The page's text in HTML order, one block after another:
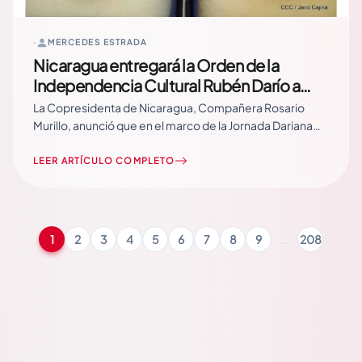
MERCEDES ESTRADA
Nicaragua entregará la Orden de la
Independencia Cultural Rubén Darío a
comunicadores internacionales
La Copresidenta de Nicaragua, Compañera Rosario
Murillo, anunció que en el marco de la Jornada Dariana
Independencia Cultural Rubén Darío a comunicadores
LEER ARTÍCULO COMPLETO
1 2 3 4 5 6 7 8 9 … 208